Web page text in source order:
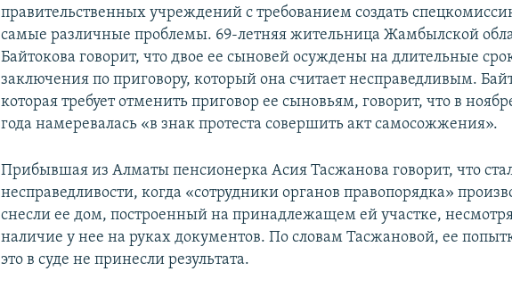
правительственных учреждений с требованием создать
самые различные проблемы. 69-летняя жительница Жамбылской
Байтокова говорит, что двое ее сыновей осуждены на длительные
заключения по приговору, который она считает несправедливым.
которая требует отменить приговор ее сыновьям, говорит, что в
года намеревалась «в знак протеста совершить акт самосожжения».
Прибывшая из Алматы пенсионерка Асия Тасжанова говорит, что
несправедливости, когда «сотрудники органов правопорядка»
снесли ее дом, построенный на принадлежащем ей участке,
наличие у нее на руках документов. По словам Тасжановой, ее
это в суде не принесли результата.